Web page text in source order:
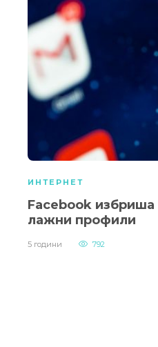
ИНТЕРНЕТ
Facebook избриша
лажни профили
5 години 792